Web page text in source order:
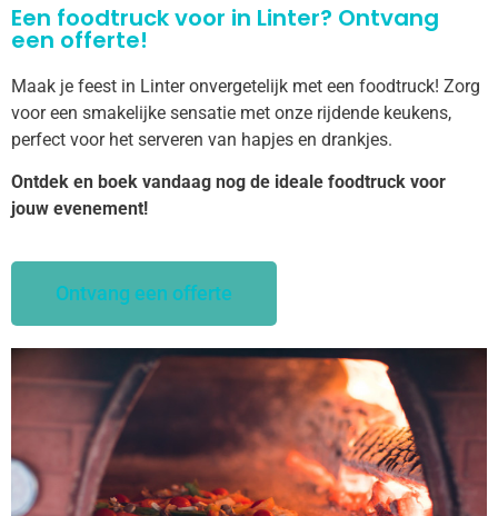
Een foodtruck voor in Linter? Ontvang
een offerte!
Maak je feest in Linter onvergetelijk met een foodtruck! Zorg
voor een smakelijke sensatie met onze rijdende keukens,
perfect voor het serveren van hapjes en drankjes.
Ontdek en boek vandaag nog de ideale foodtruck voor
jouw evenement!
Ontvang een offerte